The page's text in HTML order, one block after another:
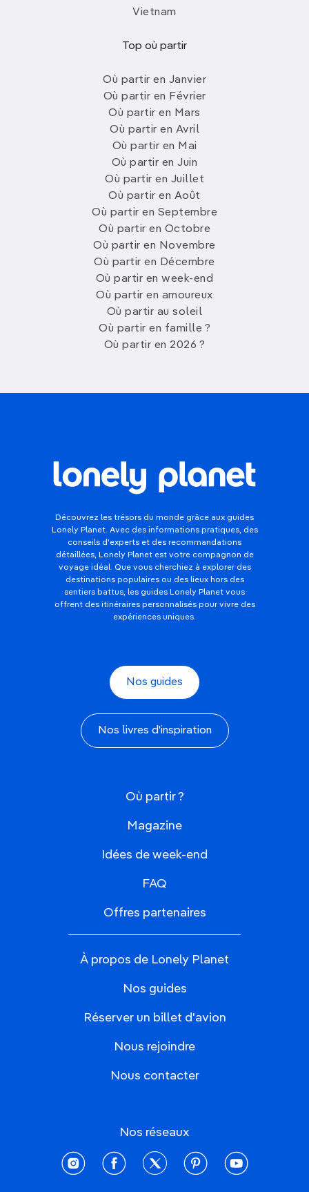
Vietnam
Top où partir
Où partir en Janvier
Où partir en Février
Où partir en Mars
Où partir en Avril
Où partir en Mai
Où partir en Juin
Où partir en Juillet
Où partir en Août
Où partir en Septembre
Où partir en Octobre
Où partir en Novembre
Où partir en Décembre
Où partir en week-end
Où partir en amoureux
Où partir au soleil
Où partir en famille ?
Où partir en 2026 ?
Découvrez les trésors du monde grâce aux guides
Lonely Planet. Avec des informations pratiques, des
conseils d'experts et des recommandations
détaillées, Lonely Planet est votre compagnon de
voyage idéal. Que vous cherchiez à explorer des
destinations populaires ou des lieux hors des
sentiers battus, les guides Lonely Planet vous
offrent des itinéraires personnalisés pour vivre des
expériences uniques.
Nos guides
Nos livres d'inspiration
Où partir ?
Magazine
Idées de week-end
FAQ
Offres partenaires
À propos de Lonely Planet
Nos guides
Réserver un billet d'avion
Nous rejoindre
Nous contacter
Nos réseaux
instagramfacebooktwitter pinterestyoutube